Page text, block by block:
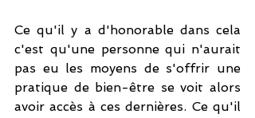
Ce qu'il y a d'honorable dans cela
c'est qu'une personne qui n'aurait
pas eu les moyens de s'offrir une
pratique de bien-être se voit alors
avoir accès à ces dernières. Ce qu'il